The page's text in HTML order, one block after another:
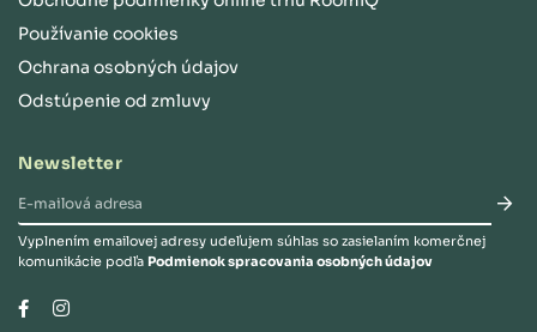
Používanie cookies
Ochrana osobných údajov
Odstúpenie od zmluvy
Newsletter
Vyplnením emailovej adresy udeľujem súhlas so zasielaním komerčnej
komunikácie podľa Podmienok spracovania osobných údajov
FacebookInstagram